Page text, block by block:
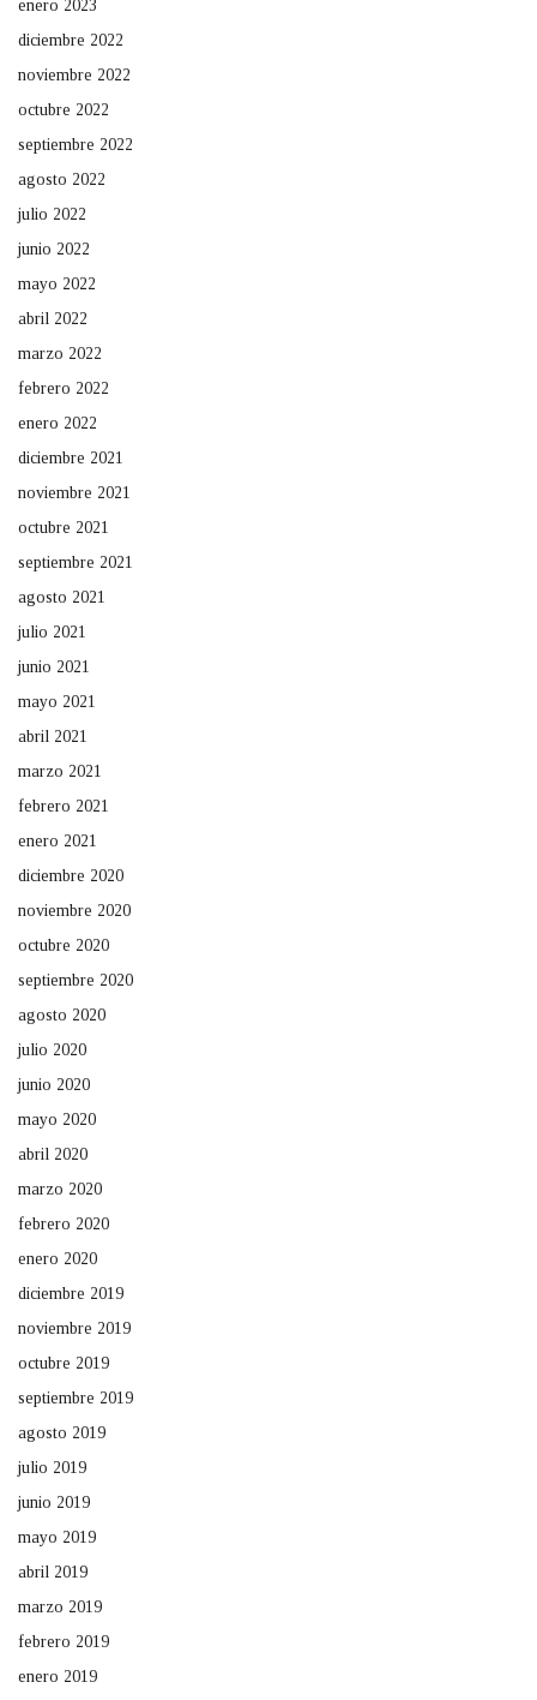
enero 2023
diciembre 2022
noviembre 2022
octubre 2022
septiembre 2022
agosto 2022
julio 2022
junio 2022
mayo 2022
abril 2022
marzo 2022
febrero 2022
enero 2022
diciembre 2021
noviembre 2021
octubre 2021
septiembre 2021
agosto 2021
julio 2021
junio 2021
mayo 2021
abril 2021
marzo 2021
febrero 2021
enero 2021
diciembre 2020
noviembre 2020
octubre 2020
septiembre 2020
agosto 2020
julio 2020
junio 2020
mayo 2020
abril 2020
marzo 2020
febrero 2020
enero 2020
diciembre 2019
noviembre 2019
octubre 2019
septiembre 2019
agosto 2019
julio 2019
junio 2019
mayo 2019
abril 2019
marzo 2019
febrero 2019
enero 2019